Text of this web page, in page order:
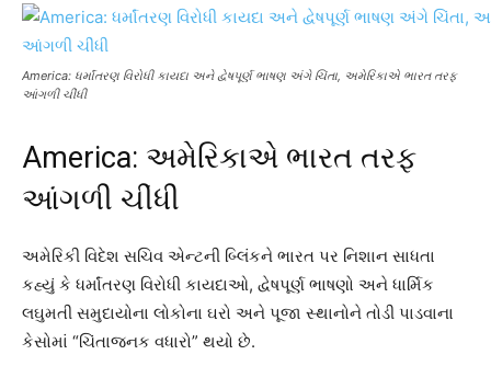
America: ધર્માંતરણ વિરોધી કાયદા અને દ્વેષપૂર્ણ ભાષણ અંગે ચિંતા, અમેરિકાએ ભારત તરફ
આંગળી ચીંધી
America: અમેરિકાએ ભારત તરફ
આંગળી ચીંધી
અમેરિકી વિદેશ સચિવ એન્ટની બ્લિંકને ભારત પર નિશાન સાધતા
કહ્યું કે ધર્માંતરણ વિરોધી કાયદાઓ, દ્વેષપૂર્ણ ભાષણો અને ધાર્મિક
લઘુમતી સમુદાયોના લોકોના ઘરો અને પૂજા સ્થાનોને તોડી પાડવાના
કેસોમાં “ચિંતાજનક વધારો” થયો છે.